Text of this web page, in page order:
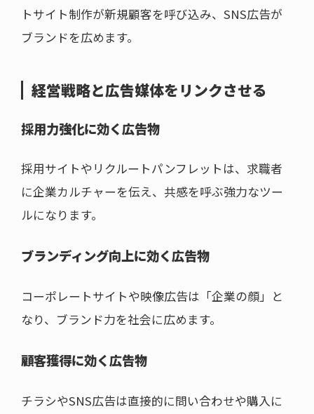
トサイト制作が新規顧客を呼び込み、SNS広告が
ブランドを広めます。
経営戦略と広告媒体をリンクさせる
採用力強化に効く広告物
採用サイトやリクルートパンフレットは、求職者
に企業カルチャーを伝え、共感を呼ぶ強力なツー
ルになります。
ブランディング向上に効く広告物
コーポレートサイトや映像広告は「企業の顔」と
なり、ブランド力を社会に広めます。
顧客獲得に効く広告物
チラシやSNS広告は直接的に問い合わせや購入に